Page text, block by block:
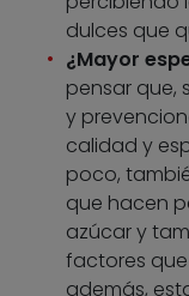
dulces que
¿Mayor
pensar que,
y
calidad y
poco,
que hacen
azúcar y
factores
además,